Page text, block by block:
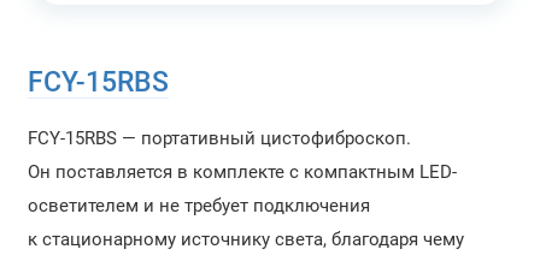
FCY-15RBS
FCY-15RBS — портативный цистофиброскоп.
Он поставляется в комплекте с компактным LED-
осветителем и не требует подключения
к стационарному источнику света, благодаря чему